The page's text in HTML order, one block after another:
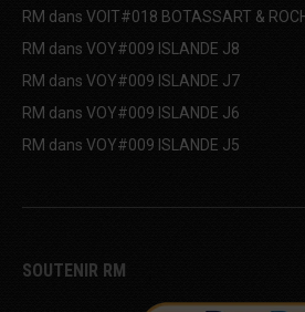
RM dans VOIT#018 BOTASSART &
RM dans VOY#009 ISLANDE J8
RM dans VOY#009 ISLANDE J7
RM dans VOY#009 ISLANDE J6
RM dans VOY#009 ISLANDE J5
SOUTENIR RM